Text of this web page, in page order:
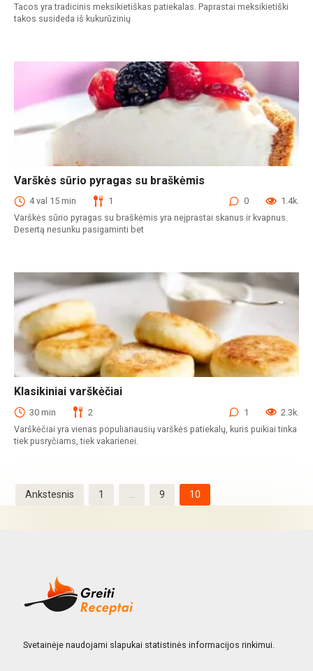
Tacos yra tradicinis meksikietiškas patiekalas. Paprastai meksikietiški
takos susideda iš kukurūzinių
Varškės sūrio pyragas su braškėmis
4 val 15 min 1 0
1.4k.
Varškės sūrio pyragas su braškėmis yra neįprastai skanus ir kvapnus.
Desertą nesunku pasigaminti bet
Klasikiniai varškėčiai
30 min 2 1
2.3k.
Varškėčiai yra vienas populiariausių varškės patiekalų, kuris puikiai tinka
tiek pusryčiams, tiek vakarienei.
ĮrašųAnkstesnis 1 9 10
Svetainėje naudojami slapukai statistinės informacijos rinkimui.